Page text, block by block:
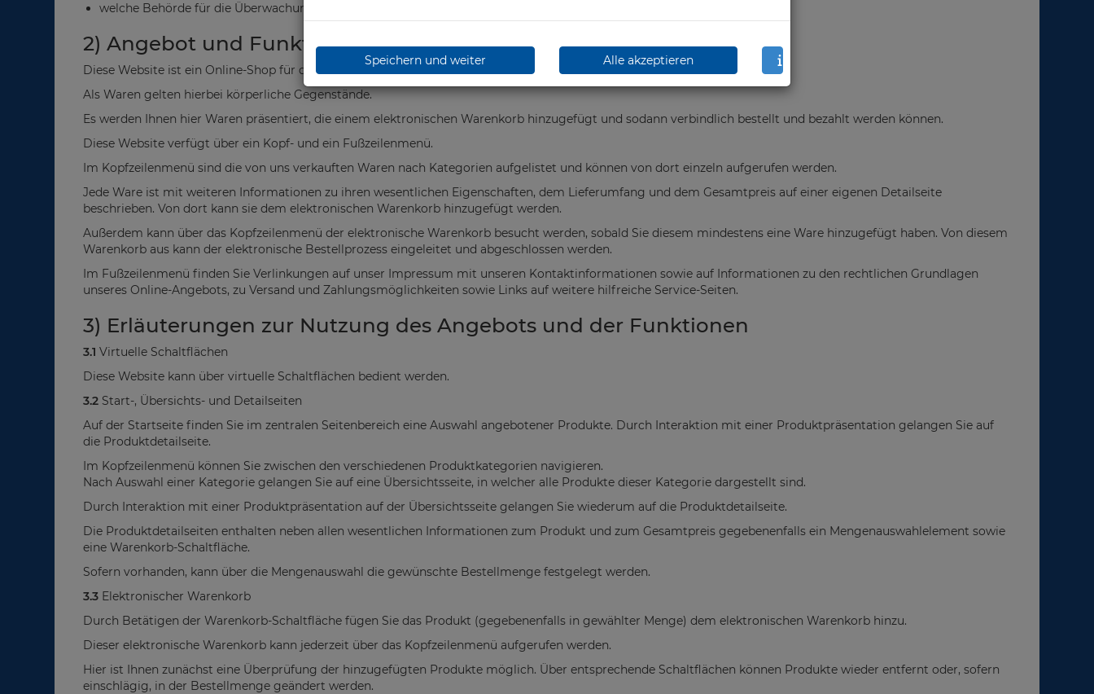
welche Behörde für die Überwachung der Barrierefreiheit auf dieser Website zuständig ist.
2) Angebot und Funktionen dieser Website
Diese Website ist ein Online-Shop für den Verkauf von Waren.
Als Waren gelten hierbei körperliche Gegenstände.
Es werden Ihnen hier Waren präsentiert, die einem elektronischen Warenkorb hinzugefügt und sodann verbindlich bestellt und bezahlt werden können.
Diese Website verfügt über ein Kopf- und ein Fußzeilenmenü.
Im Kopfzeilenmenü sind die von uns verkauften Waren nach Kategorien aufgelistet und können von dort einzeln aufgerufen werden.
Jede Ware ist mit weiteren Informationen zu ihren wesentlichen Eigenschaften, dem Lieferumfang und dem Gesamtpreis auf einer eigenen Detailseite
beschrieben. Von dort kann sie dem elektronischen Warenkorb hinzugefügt werden.
Außerdem kann über das Kopfzeilenmenü der elektronische Warenkorb besucht werden, sobald Sie diesem mindestens eine Ware hinzugefügt haben. Von diesem
Warenkorb aus kann der elektronische Bestellprozess eingeleitet und abgeschlossen werden.
Im Fußzeilenmenü finden Sie Verlinkungen auf unser Impressum mit unseren Kontaktinformationen sowie auf Informationen zu den rechtlichen Grundlagen
unseres Online-Angebots, zu Versand und Zahlungsmöglichkeiten sowie Links auf weitere hilfreiche Service-Seiten.
3) Erläuterungen zur Nutzung des Angebots und der Funktionen
3.1 Virtuelle Schaltflächen
Diese Website kann über virtuelle Schaltflächen bedient werden.
3.2 Start-, Übersichts- und Detailseiten
Auf der Startseite finden Sie im zentralen Seitenbereich eine Auswahl angebotener Produkte. Durch Interaktion mit einer Produktpräsentation gelangen Sie auf
die Produktdetailseite.
Im Kopfzeilenmenü können Sie zwischen den verschiedenen Produktkategorien navigieren.
Nach Auswahl einer Kategorie gelangen Sie auf eine Übersichtsseite, in welcher alle Produkte dieser Kategorie dargestellt sind.
Durch Interaktion mit einer Produktpräsentation auf der Übersichtsseite gelangen Sie wiederum auf die Produktdetailseite.
Die Produktdetailseiten enthalten neben allen wesentlichen Informationen zum Produkt und zum Gesamtpreis gegebenenfalls ein Mengenauswahlelement sowie
eine Warenkorb-Schaltfläche.
Sofern vorhanden, kann über die Mengenauswahl die gewünschte Bestellmenge festgelegt werden.
3.3 Elektronischer Warenkorb
Durch Betätigen der Warenkorb-Schaltfläche fügen Sie das Produkt (gegebenenfalls in gewählter Menge) dem elektronischen Warenkorb hinzu.
Dieser elektronische Warenkorb kann jederzeit über das Kopfzeilenmenü aufgerufen werden.
Hier ist Ihnen zunächst eine Überprüfung der hinzugefügten Produkte möglich. Über entsprechende Schaltflächen können Produkte wieder entfernt oder, sofern
einschlägig, in der Bestellmenge geändert werden.
Speichern und weiter Alle akzeptieren